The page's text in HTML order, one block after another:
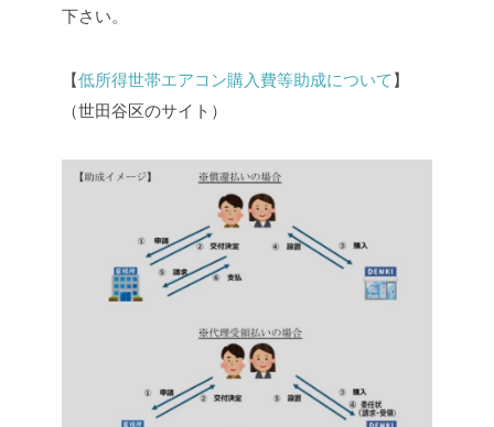
下さい。
【低所得世帯エアコン購入費等助成について 】
（世田谷区のサイト）